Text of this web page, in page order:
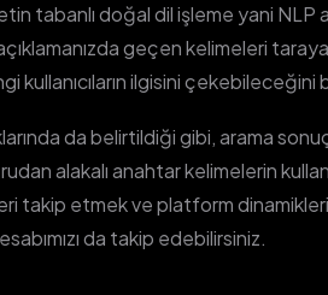
tabanlı doğal dil işleme yani NLP
geçen kelimeleri
kullanıcıların ilgisini çekebileceğini
da belirtildiği gibi, arama
alakalı anahtar kelimelerin
takip etmek ve platform
da takip edebilirsiniz.